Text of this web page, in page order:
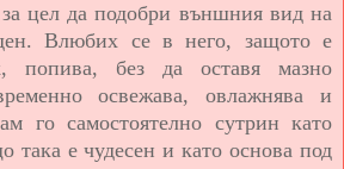
цел да подобри външния вид на
Влюбих се в него, защото е
попива, без да оставя мазно
освежава, овлажнява и
го самостоятелно сутрин като
така е чудесен и като основа под